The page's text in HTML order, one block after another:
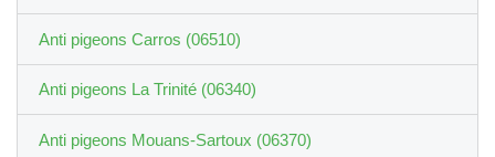
Anti pigeons Carros (06510)
Anti pigeons La Trinité (06340)
Anti pigeons Mouans-Sartoux (06370)